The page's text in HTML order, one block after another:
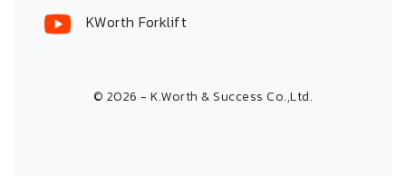
KWorth Forklift
© 2026 - K.Worth & Success Co.,Ltd.